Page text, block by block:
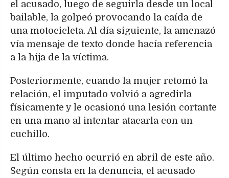
el acusado, luego de seguirla desde un local
bailable, la golpeó provocando la caída de
una motocicleta. Al día siguiente, la amenazó
vía mensaje de texto donde hacía referencia
a la hija de la víctima.
Posteriormente, cuando la mujer retomó la
relación, el imputado volvió a agredirla
físicamente y le ocasionó una lesión cortante
en una mano al intentar atacarla con un
cuchillo.
El último hecho ocurrió en abril de este año.
Según consta en la denuncia, el acusado